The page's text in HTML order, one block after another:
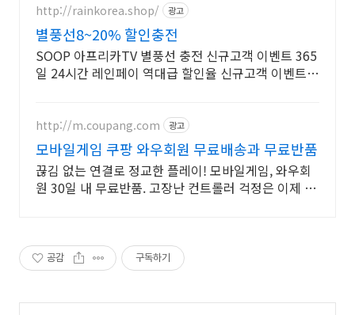
http://rainkorea.shop/ 광고
별풍선8~20% 할인충전
SOOP 아프리카TV 별풍선 충전 신규고객 이벤트 365
일 24시간 레인페이 역대급 할인율 신규고객 이벤트
http://m.coupang.com 광고
모바일게임 쿠팡 와우회원 무료배송과 무료반품
끊김 없는 연결로 정교한 플레이! 모바일게임, 와우회
원 30일 내 무료반품. 고장난 컨트롤러 걱정은 이제 그
공감 구독하기